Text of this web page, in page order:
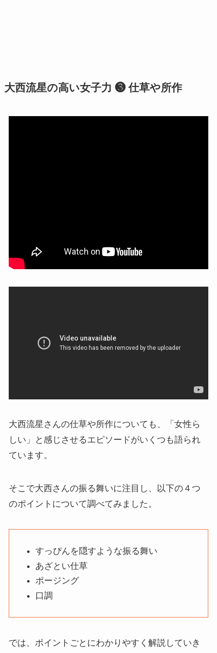
大西流星の高い女子力 ❸ 仕草や所作
大西流星さんの仕草や所作についても、「女性ら
しい」と感じさせるエピソードがいくつも語られ
ています。
そこで大西さんの振る舞いに注目し、以下の４つ
のポイントについて調べてみました。
すっぴんを隠すような振る舞い
あざとい仕草
ポージング
口調
では、ポイントごとにわかりやすく解説していき